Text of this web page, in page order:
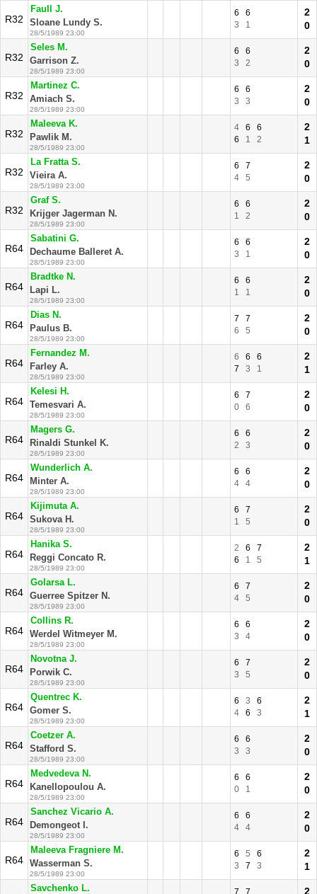
R32
Faull J.
Sloane Lundy S.
28/5/1989 23:00
6
6
3
1
2
0
R32
Seles M.
Garrison Z.
28/5/1989 23:00
6
6
3
2
2
0
R32
Martinez C.
Amiach S.
28/5/1989 23:00
6
6
3
3
2
0
R32
Maleeva K.
Pawlik M.
28/5/1989 23:00
4 6
6
6
1 2
2
1
R32
La Fratta S.
Vieira A.
28/5/1989 23:00
6
7
4
5
2
0
R32
Graf S.
Krijger Jagerman N.
28/5/1989 23:00
6
6
1
2
2
0
R64
Sabatini G.
Dechaume Balleret A.
28/5/1989 23:00
6
6
3
1
2
0
R64
Bradtke N.
Lapi L.
28/5/1989 23:00
6
6
1
1
2
0
R64
Dias N.
Paulus B.
28/5/1989 23:00
7
7
6
5
2
0
R64
Fernandez M.
Farley A.
28/5/1989 23:00
6 6
6
7
3 1
2
1
R64
Kelesi H.
Temesvari A.
28/5/1989 23:00
6
7
0
6
2
0
R64
Magers G.
Rinaldi Stunkel K.
28/5/1989 23:00
6
6
2
3
2
0
R64
Wunderlich A.
Minter A.
28/5/1989 23:00
6
6
4
4
2
0
R64
Kijimuta A.
Sukova H.
28/5/1989 23:00
6
7
1
5
2
0
R64
Hanika S.
Reggi Concato R.
28/5/1989 23:00
2 6
7
6
1 5
2
1
R64
Golarsa L.
Guerree Spitzer N.
28/5/1989 23:00
6
7
4
5
2
0
R64
Collins R.
Werdel Witmeyer M.
28/5/1989 23:00
6
6
3
4
2
0
R64
Novotna J.
Porwik C.
28/5/1989 23:00
6
7
3
5
2
0
R64
Quentrec K.
Gomer S.
28/5/1989 23:00
6 3
6
4
6 3
2
1
R64
Coetzer A.
Stafford S.
28/5/1989 23:00
6
6
3
3
2
0
R64
Medvedeva N.
Kanellopoulou A.
28/5/1989 23:00
6
6
0
1
2
0
R64
Sanchez Vicario A.
Demongeot I.
28/5/1989 23:00
6
6
4
4
2
0
R64
Maleeva Fragniere M.
Wasserman S.
28/5/1989 23:00
6 5
6
3
7 3
2
1
Savchenko L. 7 7 2